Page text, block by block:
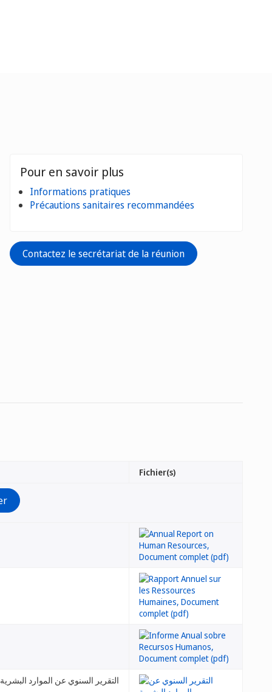
Pour en savoir plus
Informations pratiques
Précautions sanitaires recommandées
Contactez le secrétariat de la réunion
Fichier(s)
التقرير السنوي عن الموارد البشرية